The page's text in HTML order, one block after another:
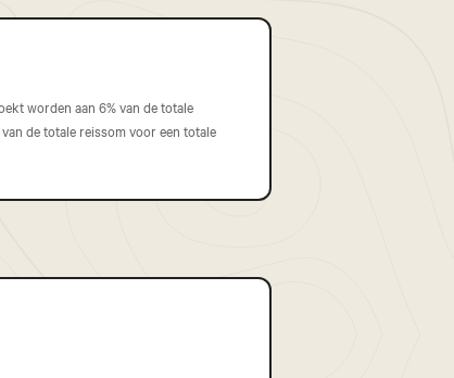
worden aan 6% van de totale
de totale reissom voor een totale